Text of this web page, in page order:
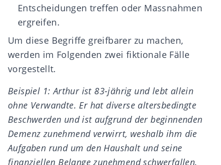
Entscheidungen treffen oder Massnahmen
ergreifen.
Um diese Begriffe greifbarer zu machen,
werden im Folgenden zwei fiktionale Fälle
vorgestellt.
Beispiel 1: Arthur ist 83-jährig und lebt allein
ohne Verwandte. Er hat diverse altersbedingte
Beschwerden und ist aufgrund der beginnenden
Demenz zunehmend verwirrt, weshalb ihm die
Aufgaben rund um den Haushalt und seine
finanziellen Belange zunehmend schwerfallen.